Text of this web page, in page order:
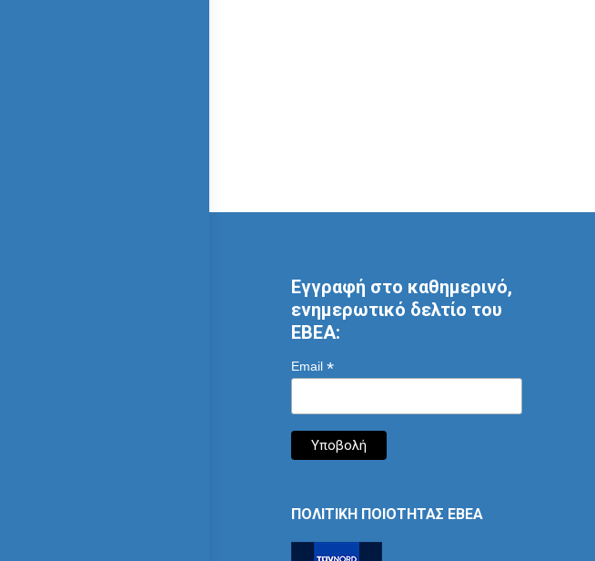
Εγγραφή στο καθημερινό,
ενημερωτικό δελτίο του
ΕΒΕΑ:
Email *
ΠΟΛΙΤΙΚΗ ΠΟΙΟΤΗΤΑΣ ΕΒΕΑ